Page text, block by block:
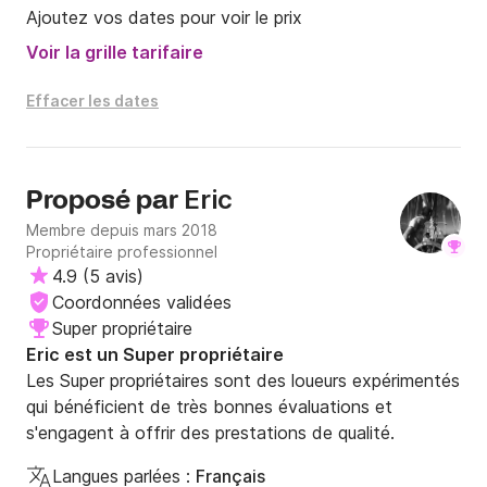
Ajoutez vos dates pour voir le prix
Voir la grille tarifaire
Effacer les dates
Proposé par Eric
Membre depuis mars 2018
Propriétaire professionnel
4.9 (5 avis)
Coordonnées validées
Super propriétaire
Eric est un Super propriétaire
Les Super propriétaires sont des loueurs expérimentés
qui bénéficient de très bonnes évaluations et
s'engagent à offrir des prestations de qualité.
Langues parlées : Français